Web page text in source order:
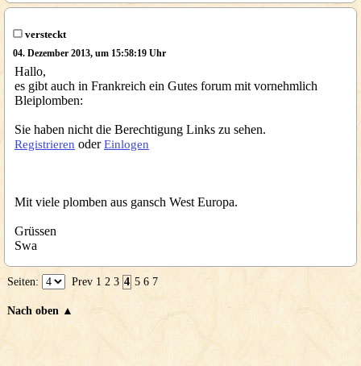
versteckt
04. Dezember 2013, um 15:58:19 Uhr
Hallo,
es gibt auch in Frankreich ein Gutes forum mit vornehmlich
Bleiplomben:
Sie haben nicht die Berechtigung Links zu sehen.
Registrieren oderEinlogen
Mit viele plomben aus gansch West Europa.
Grüssen
Swa
Seiten: Prev 1 2 3 4 5 6 7
Nach oben ▲